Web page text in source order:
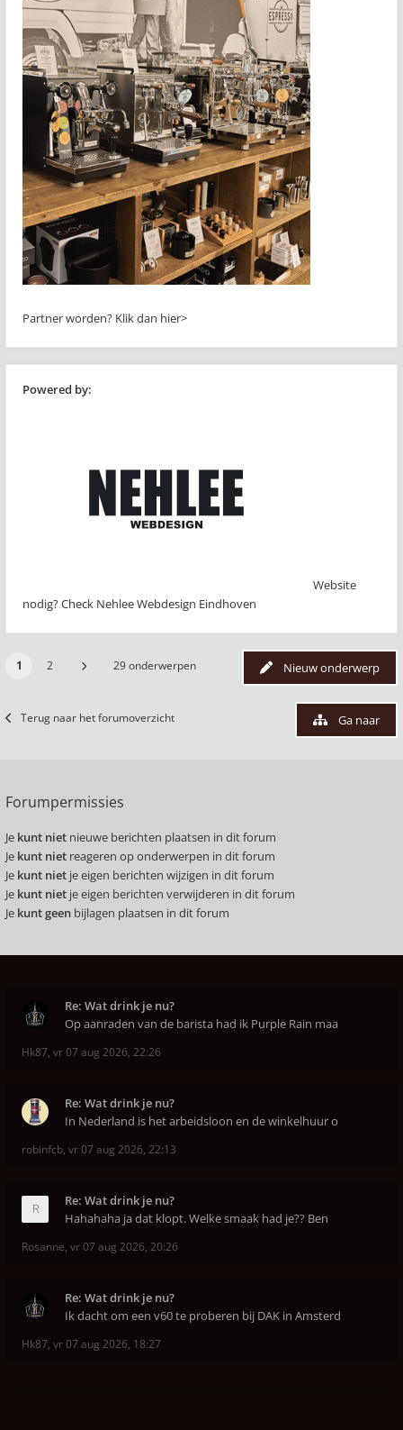
Partner worden? Klik dan hier>
Powered by:
Website
nodig? Check Nehlee Webdesign Eindhoven
Nieuw onderwerp
1 2 29 onderwerpen
Terug naar het forumoverzicht Ga naar
Forumpermissies
Je kunt niet nieuwe berichten plaatsen in dit forum
Je kunt niet reageren op onderwerpen in dit forum
Je kunt niet je eigen berichten wijzigen in dit forum
Je kunt niet je eigen berichten verwijderen in dit forum
Je kunt geen bijlagen plaatsen in dit forum
Re: Wat drink je nu?
Op aanraden van de barista had ik Purple Rain maa
Hk87, vr 07 aug 2026, 22:26
Re: Wat drink je nu?
In Nederland is het arbeidsloon en de winkelhuur o
robinfcb, vr 07 aug 2026, 22:13
Re: Wat drink je nu?
Hahahaha ja dat klopt. Welke smaak had je?? Ben
Rosanne, vr 07 aug 2026, 20:26
Re: Wat drink je nu?
Ik dacht om een v60 te proberen bij DAK in Amsterd
Hk87, vr 07 aug 2026, 18:27